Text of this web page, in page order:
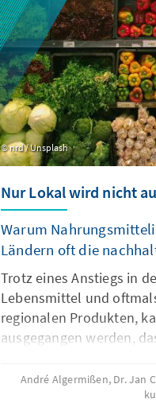
nrd / Unsplash
Nur Lokal wird nicht
Warum
Ländern oft die
Trotz eines Anstiegs in
Lebensmittel und
regionalen Produkten,
ausgegangen werden,
produziert werden. Bei
Importen nach
André Algermißen, Dr. Jan